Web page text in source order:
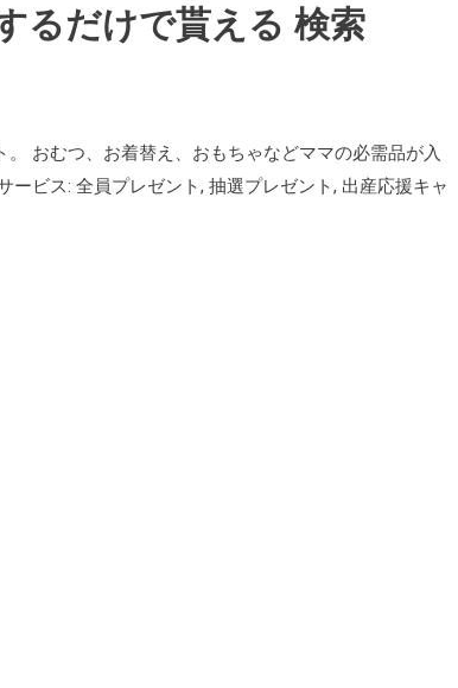
るだけで貰える 検索
おむつ、お着替え、おもちゃなどママの必需品が入
ビス: 全員プレゼント, 抽選プレゼント, 出産応援キャ